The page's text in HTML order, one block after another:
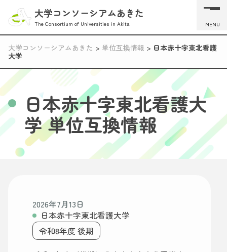
大学コンソーシアムあきた
The Consortium of Universities in Akita MENU
大学コンソーシアムあきた > 単位互換情報 > 日本赤十字東北看護
大学
日本赤十字東北看護大
学 単位互換情報
2026年7月13日
日本赤十字東北看護大学
令和8年度 後期